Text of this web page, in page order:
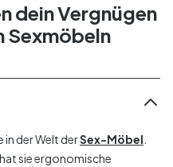
dein Vergnügen
Sexmöbeln
in der Welt derSex-Möbel
sie ergonomische